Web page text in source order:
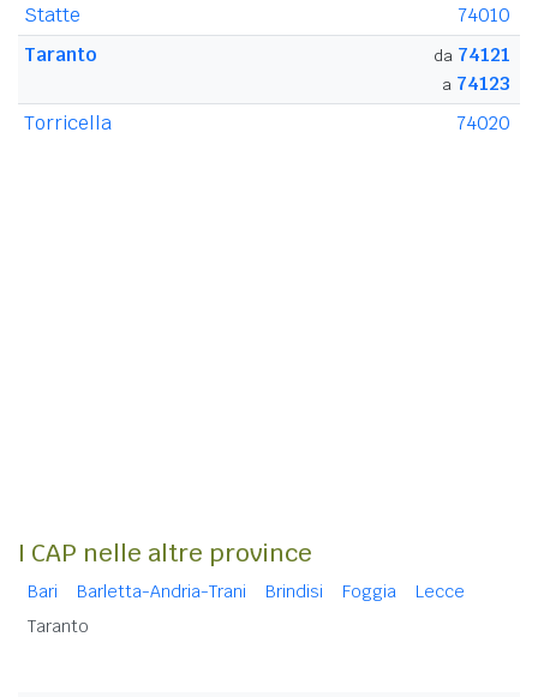
Statte
74010
Taranto
da 74121
a 74123
Torricella
74020
I CAP nelle altre province
Bari Barletta-Andria-Trani Brindisi Foggia
Lecce
Taranto